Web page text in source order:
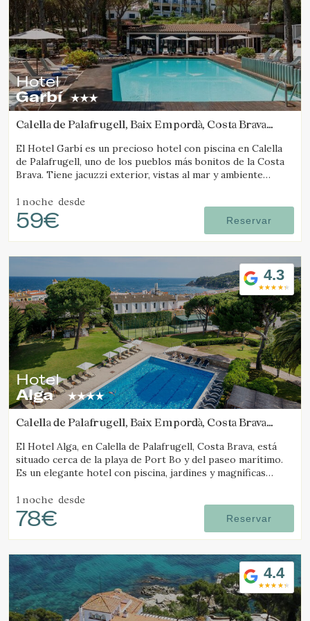
Hotel
Garbí
Calella de Palafrugell, Baix Empordà, Costa Brava
El Hotel Garbí es un precioso hotel con piscina en Calella
de Palafrugell, uno de los pueblos más bonitos de la Costa
Brava. Tiene jacuzzi exterior, vistas al mar y ambiente
1 noche desde
59€ Reservar
4.3
Hotel
Alga
Calella de Palafrugell, Baix Empordà, Costa Brava
El Hotel Alga, en Calella de Palafrugell, Costa Brava, está
situado cerca de la playa de Port Bo y del paseo marítimo.
Es un elegante hotel con piscina, jardines y magníficas
1 noche desde
78€ Reservar
4.4
Estas cookies son utilizadas para almacenar información
sobre las preferencias y elecciones personales del usuario
a través de la observación continuada de sus hábitos de
navegación. Gracias a ellas, podemos conocer los hábitos
de navegación en el sitio web y mostrar publicidad
relacionada con el perfil de navegación del usuario.